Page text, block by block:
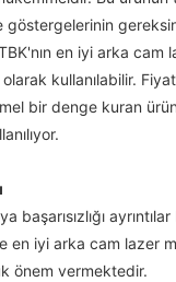
göstergelerinin
en iyi arka
kullanılabilir.
bir denge kuran
başarısızlığı
en iyi arka cam lazer
önem vermektedir.